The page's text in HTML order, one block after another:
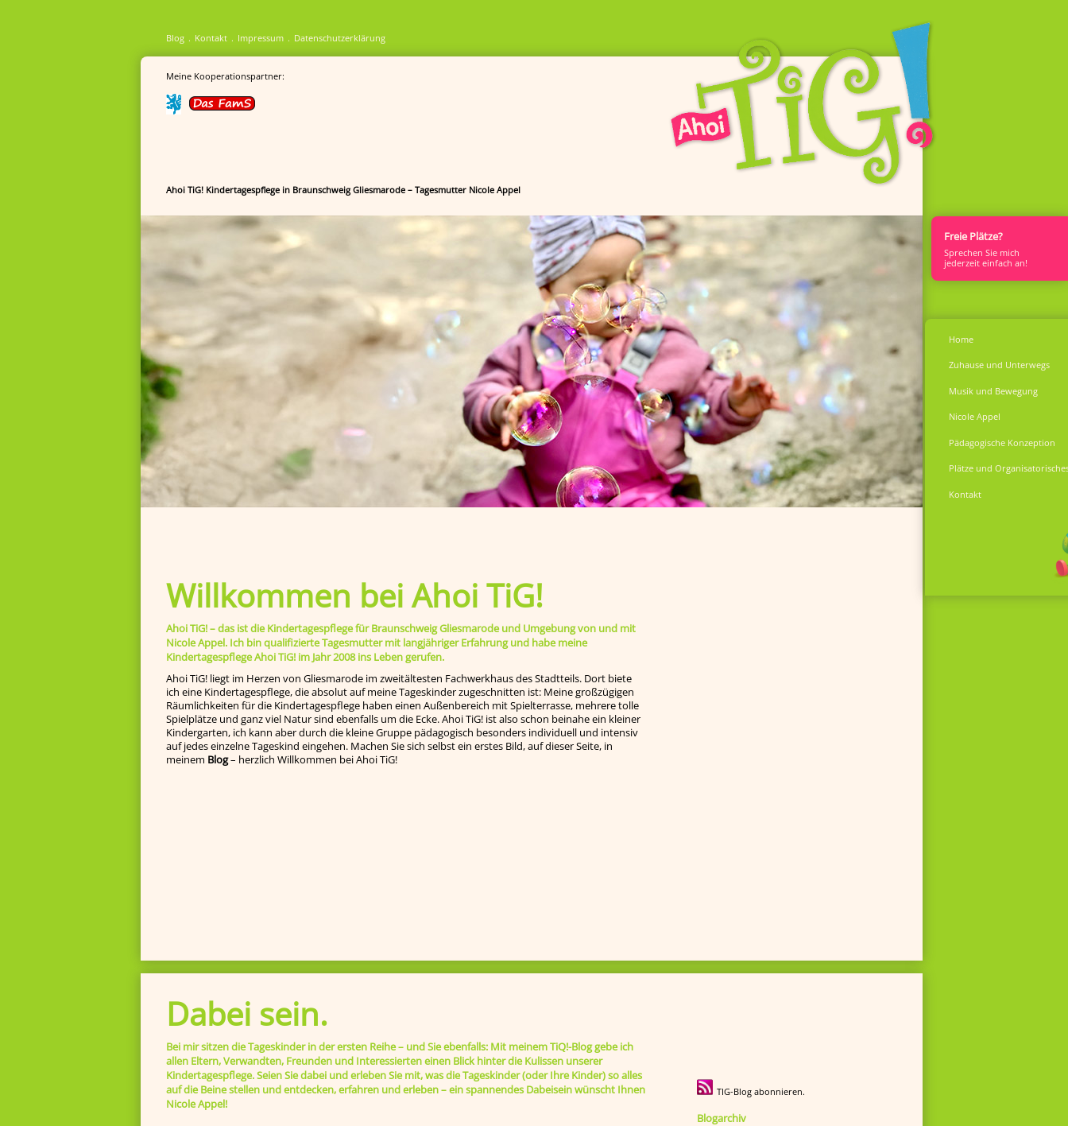
Freie Plätze?
Sprech­en Sie mich
jederzeit einfach an!
Blog Kontakt Impressum Datenschutzerklärung
Meine Kooperationspartner:
Ahoi TiG! Kindertagespflege in Braunschweig Gliesmarode – Tagesmutter Nicole Appel
Willkommen bei Ahoi TiG!
Ahoi TiG! – das ist die Kindertagespflege für Braunschweig Gliesmarode und Umgebung von und mit
Nicole Appel. Ich bin qualifizierte Tagesmutter mit langjähriger Erfahrung und habe meine
Kindertagespflege Ahoi TiG! im Jahr 2008 ins Leben gerufen.
Ahoi TiG! liegt im Herzen von Gliesmarode im zweitältesten Fachwerkhaus des Stadtteils. Dort biete
ich eine Kindertagespflege, die absolut auf meine Tageskinder zugeschnitten ist: Meine großzügigen
Räumlichkeiten für die Kindertagespflege haben einen Außenbereich mit Spielterrasse, mehrere tolle
Spielplätze und ganz viel Natur sind ebenfalls um die Ecke. Ahoi TiG! ist also schon beinahe ein kleiner
Kindergarten, ich kann aber durch die kleine Gruppe pädagogisch besonders individuell und intensiv
auf jedes einzelne Tageskind ein­gehen. Machen Sie sich selbst ein erstes Bild, auf dieser Seite, in
meinem Blog– herzlich Willkommen bei Ahoi TiG!
Home
Zuhause und Unterwegs
Musik und Bewegung
Nicole Appel
Pädagogische Konzeption
Plätze und
Kontakt
TIG-Blog abonnieren.
Blogarchiv
Dabei sein.
Bei mir sitzen die Tageskinder in der ersten Reihe – und Sie ebenfalls: Mit meinem TiQ!-Blog gebe ich
allen Eltern, Verwandten, Freunden und Interessierten einen Blick hinter die Kulissen unserer
Kindertagespflege. Seien Sie dabei und erleben Sie mit, was die Tageskinder (oder Ihre Kinder) so alles
auf die Beine stellen und entdecken, erfahren und erleben – ein spannendes Dabeisein wünscht Ihnen
Nicole Appel!